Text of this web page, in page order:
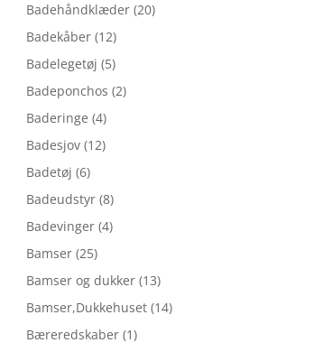
Badehåndklæder (20)
Badekåber (12)
Badelegetøj (5)
Badeponchos (2)
Baderinge (4)
Badesjov (12)
Badetøj (6)
Badeudstyr (8)
Badevinger (4)
Bamser (25)
Bamser og dukker (13)
Bamser,Dukkehuset (14)
Bæreredskaber (1)